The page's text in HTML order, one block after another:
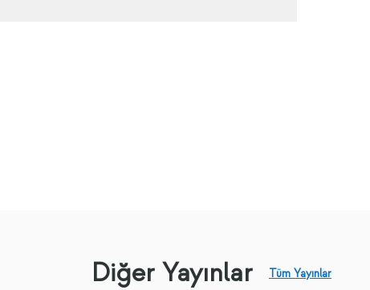
Diğer Yayınlar Tüm Yayınlar